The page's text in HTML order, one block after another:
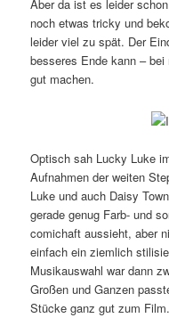
Aber da ist es leider
noch etwas tricky und
leider viel zu spät. Der
besseres Ende kann –
gut machen.
Optisch sah Lucky Luke
Aufnahmen der weiten
Luke und auch Daisy
gerade genug Farb- und
comichaft aussieht, aber
einfach ein ziemlich
Musikauswahl war dann
Großen und Ganzen
Stücke ganz gut zum Film.